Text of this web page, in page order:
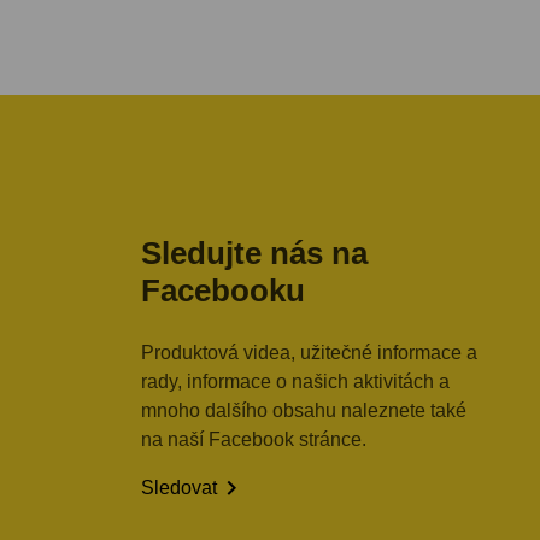
Sledujte nás na
Facebooku
Produktová videa, užitečné informace a
rady, informace o našich aktivitách a
mnoho dalšího obsahu naleznete také
na naší Facebook stránce.
Sledovat